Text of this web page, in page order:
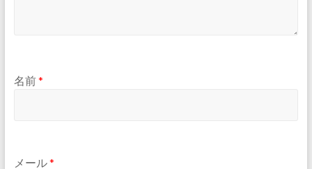
名前*
メール*